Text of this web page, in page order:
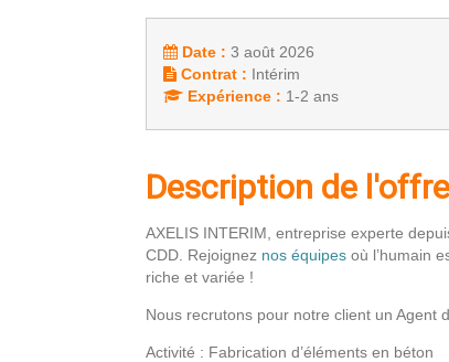
Date : 3 août 2026
Contrat : Intérim
Expérience : 1-2 ans
Description de l'offre
AXELIS INTERIM, entreprise experte
CDD. Rejoignez nos équipes où l’humain
riche et variée !
Nous recrutons pour notre client un Agent
Activité : Fabrication d’éléments en béton